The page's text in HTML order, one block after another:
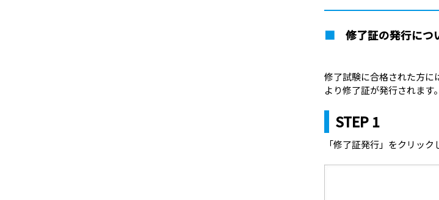
■ 修了証の発行につ
修了試験に合格された方に
より修了証が発行されます。
STEP 1
「修了証発行」をクリック